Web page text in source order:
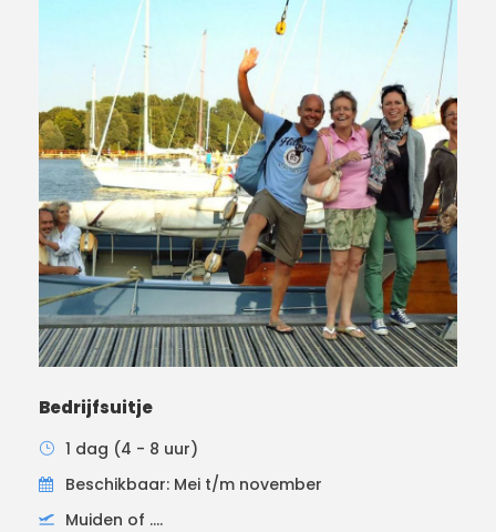
Bedrijfsuitje
1 dag (4 - 8 uur)
Beschikbaar: Mei t/m november
Muiden of ....